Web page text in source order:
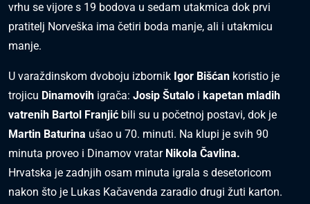
vrhu se vijore s 19 bodova u sedam utakmica dok prvi
pratitelj Norveška ima četiri boda manje, ali i utakmicu
manje.
U varaždinskom dvoboju izbornik Igor Bišćan koristio je
trojicu Dinamovih igrača: Josip Šutalo i kapetan mladih
vatrenih Bartol Franjić bili su u početnoj postavi, dok je
Martin Baturina ušao u 70. minuti. Na klupi je svih 90
minuta proveo i Dinamov vratar Nikola Čavlina.
Hrvatska je zadnjih osam minuta igrala s desetoricom
nakon što je Lukas Kačavenda zaradio drugi žuti karton.